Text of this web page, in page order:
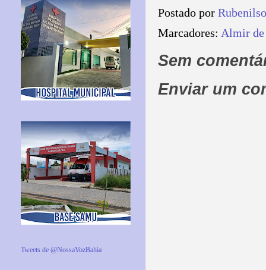
Postado por
Marcadores: Almir
Sem
Enviar um
Tweets de @NossaVozBahia